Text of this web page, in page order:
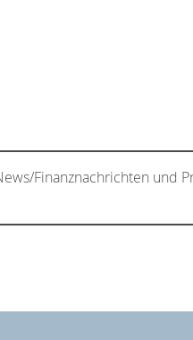
Finanznachrichten und